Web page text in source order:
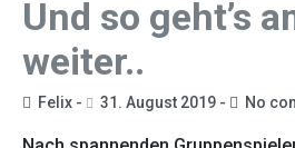
Und so geht’s
weiter..
Felix 31. August 2019 No